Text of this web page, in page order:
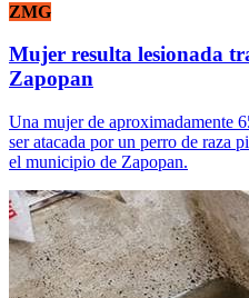
ZMG
Mujer resulta lesionada
Zapopan
Una mujer de aproximadamente
ser atacada por un perro de raza
el municipio de Zapopan.